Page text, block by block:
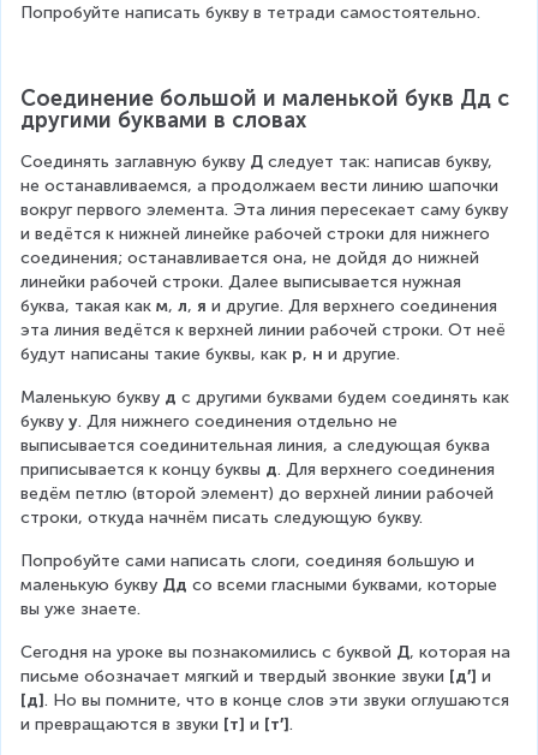
Попробуйте написать букву в тетради самостоятельно.
Соединение большой и маленькой букв Дд с
другими буквами в словах
Соединять заглавную букву Д следует так: написав букву,
не останавливаемся, а продолжаем вести линию шапочки
вокруг первого элемента. Эта линия пересекает саму букву
и ведётся к нижней линейке рабочей строки для нижнего
соединения; останавливается она, не дойдя до нижней
линейки рабочей строки. Далее выписывается нужная
буква, такая как м, л, я и другие. Для верхнего соединения
эта линия ведётся к верхней линии рабочей строки. От неё
будут написаны такие буквы, как р, н и другие.
Маленькую букву д с другими буквами будем соединять как
букву у. Для нижнего соединения отдельно не
выписывается соединительная линия, а следующая буква
приписывается к концу буквы д. Для верхнего соединения
ведём петлю (второй элемент) до верхней линии рабочей
строки, откуда начнём писать следующую букву.
Попробуйте сами написать слоги, соединяя большую и
маленькую букву Дд со всеми гласными буквами, которые
вы уже знаете.
Сегодня на уроке вы познакомились с буквой Д, которая на
письме обозначает мягкий и твердый звонкие звуки [д′] и
[д]. Но вы помните, что в конце слов эти звуки оглушаются
и превращаются в звуки [т] и [т′].